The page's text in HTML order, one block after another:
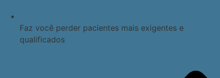
Faz você perder pacientes mais exigentes e
qualificados